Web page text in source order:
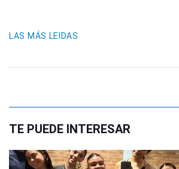
LAS MÁS LEIDAS
TE PUEDE INTERESAR